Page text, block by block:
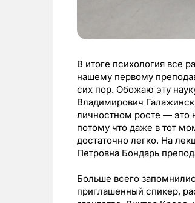
В итоге психология все
нашему первому
сих пор. Обожаю эту
Владимирович
личностном росте — это
потому что даже в тот
достаточно легко. На
Петровна Бондарь
Больше всего
приглашенный спикер,